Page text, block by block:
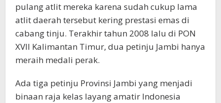
pulang atlit mereka karena sudah cukup lama
atlit daerah tersebut kering prestasi emas di
cabang tinju. Terakhir tahun 2008 lalu di PON
XVII Kalimantan Timur, dua petinju Jambi hanya
meraih medali perak.
Ada tiga petinju Provinsi Jambi yang menjadi
binaan raja kelas layang amatir Indonesia